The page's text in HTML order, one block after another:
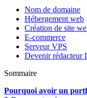
Nom de domaine
Hébergement web
Création de site
E-commerce
Serveur VPS
Devenir rédacteur
Sommaire
Pourquoi avoir un